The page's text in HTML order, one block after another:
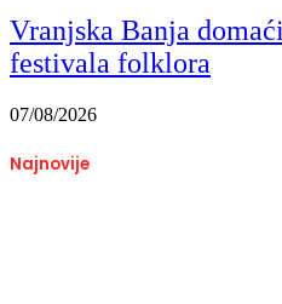
Vranjska Banja
festivala folklora
07/08/2026
Najnovije